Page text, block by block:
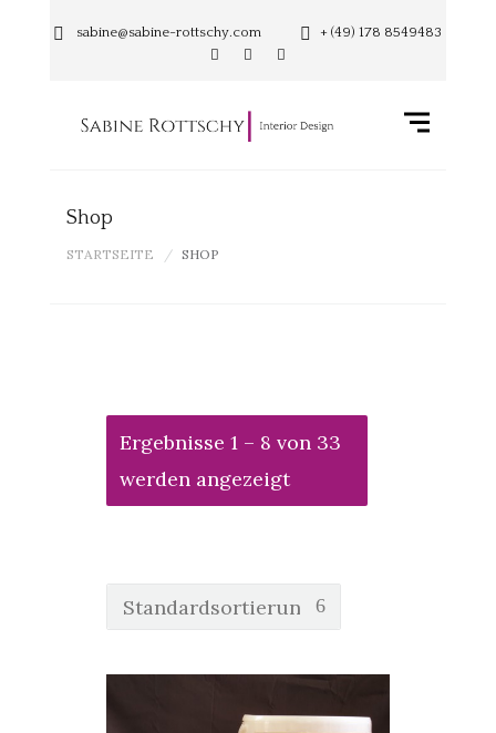
sabine@sabine-rottschy.com + (49) 178 8549483
Shop
STARTSEITE SHOP
Ergebnisse 1 – 8 von 33
werden angezeigt